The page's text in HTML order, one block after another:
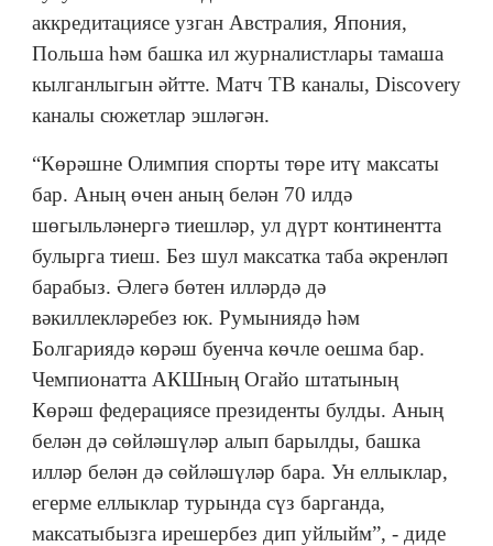
аккредитациясе узган Австралия, Япония,
Польша һәм башка ил журналистлары тамаша
кылганлыгын әйтте. Матч ТВ каналы, Discovery
каналы сюжетлар эшләгән.
“Көрәшне Олимпия спорты төре итү максаты
бар. Аның өчен аның белән 70 илдә
шөгыльләнергә тиешләр, ул дүрт континентта
булырга тиеш. Без шул максатка таба әкренләп
барабыз. Әлегә бөтен илләрдә дә
вәкиллекләребез юк. Румыниядә һәм
Болгариядә көрәш буенча көчле оешма бар.
Чемпионатта АКШның Огайо штатының
Көрәш федерациясе президенты булды. Аның
белән дә сөйләшүләр алып барылды, башка
илләр белән дә сөйләшүләр бара. Ун еллыклар,
егерме еллыклар турында сүз барганда,
максатыбызга ирешербез дип уйлыйм”, - диде